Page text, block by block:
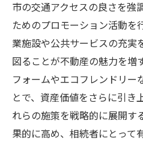
市の交通アクセスの良さを強
ためのプロモーション活動を
業施設や公共サービスの充実
図ることが不動産の魅力を増
フォームやエコフレンドリー
とで、資産価値をさらに引き
れらの施策を戦略的に展開す
果的に高め、相続者にとって